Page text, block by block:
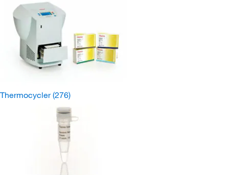
Thermocycler(276)